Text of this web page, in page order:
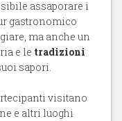
assaporare i
gastronomico
ma anche un
e le tradizioni
sapori.
visitano
e altri luoghi